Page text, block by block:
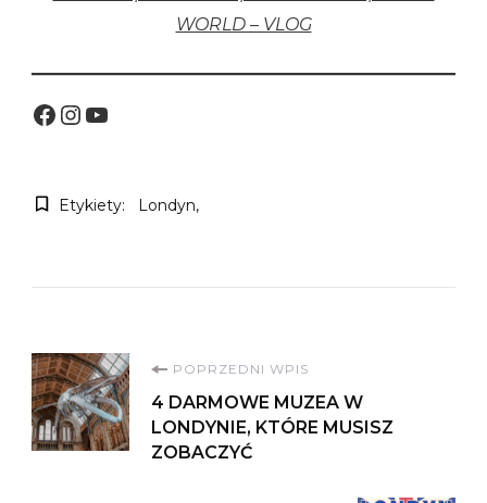
WORLD – VLOG
Facebook
Instagram
YouTube
Etykiety: Londyn
Nawigacja
wpisu
POPRZEDNI WPIS
4 DARMOWE MUZEA W
LONDYNIE, KTÓRE MUSISZ
ZOBACZYĆ